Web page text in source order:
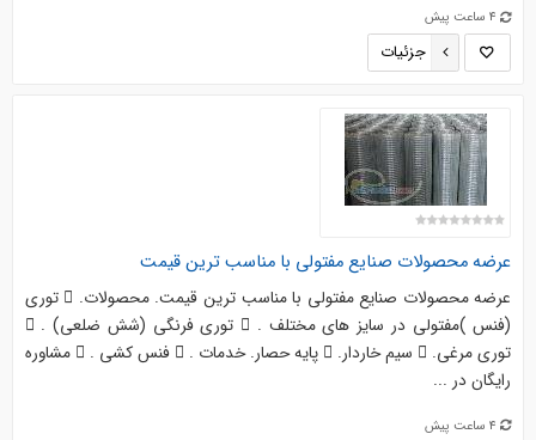
4 ساعت پیش
جزئیات
عرضه محصولات صنایع مفتولی با مناسب ترین قیمت
عرضه محصولات صنایع مفتولی با مناسب ترین قیمت. محصولات.  توری
(فنس )مفتولی در سایز های مختلف .  توری فرنگی (شش ضلعی) . 
توری مرغی.  سیم خاردار.  پایه حصار. خدمات .  فنس کشی .  مشاوره
رایگان در ...
4 ساعت پیش